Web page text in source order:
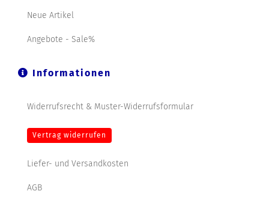
Neue Artikel
Angebote - Sale%
Informationen
Widerrufsrecht & Muster-Widerrufsformular
Vertrag widerrufen
Liefer- und Versandkosten
AGB